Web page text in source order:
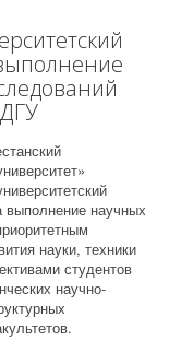
выполнение научных
науки, техники
студентов
научно-